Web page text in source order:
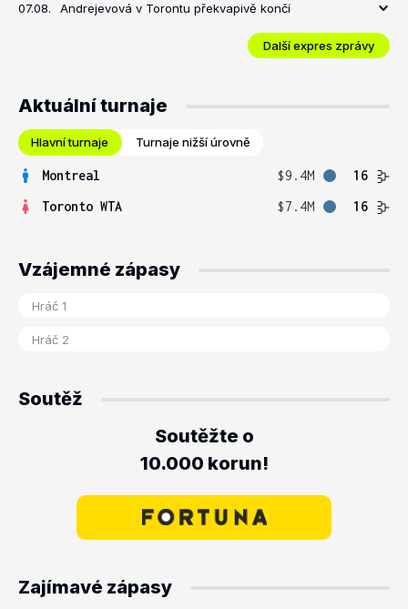
07.08. Andrejevová v Torontu překvapivě končí
Další expres zprávy
Aktuální turnaje
Hlavní turnaje Turnaje nižší úrovně
Montreal $9.4M
16
Toronto WTA
$7.4M 16
Vzájemné zápasy
Soutěž
Soutěžte o
10.000 korun!
Zajímavé zápasy